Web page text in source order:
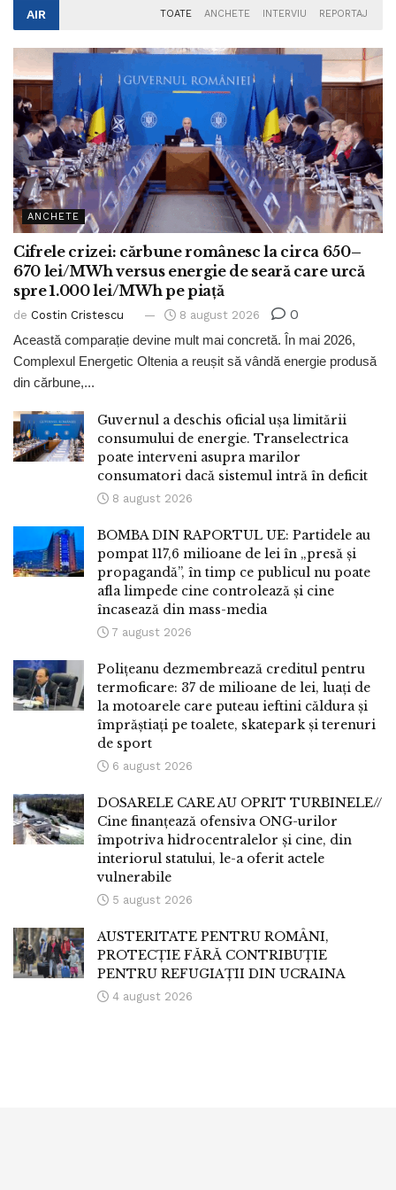
AIR TOATE ANCHETE INTERVIU REPORTAJ
ANCHETE
Cifrele crizei: cărbune românesc la circa 650–
670 lei/MWh versus energie de seară care urcă
spre 1.000 lei/MWh pe piață
de Costin Cristescu 8 august 2026 0
Această comparație devine mult mai concretă. În mai 2026,
Complexul Energetic Oltenia a reușit să vândă energie produsă
din cărbune,...
Guvernul a deschis oficial ușa limitării
consumului de energie. Transelectrica
poate interveni asupra marilor
consumatori dacă sistemul intră în deficit
8 august 2026
BOMBA DIN RAPORTUL UE: Partidele au
pompat 117,6 milioane de lei în „presă și
propagandă”, în timp ce publicul nu poate
afla limpede cine controlează și cine
încasează din mass-media
7 august 2026
Polițeanu dezmembrează creditul pentru
termoficare: 37 de milioane de lei, luați de
la motoarele care puteau ieftini căldura și
împrăștiați pe toalete, skatepark și terenuri
de sport
6 august 2026
DOSARELE CARE AU OPRIT TURBINELE//
Cine finanțează ofensiva ONG-urilor
împotriva hidrocentralelor și cine, din
interiorul statului, le-a oferit actele
vulnerabile
5 august 2026
AUSTERITATE PENTRU ROMÂNI,
PROTECȚIE FĂRĂ CONTRIBUȚIE
PENTRU REFUGIAȚII DIN UCRAINA
4 august 2026